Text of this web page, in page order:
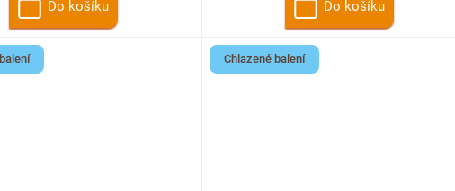
Do košíku Do košíku
Chlazené balení